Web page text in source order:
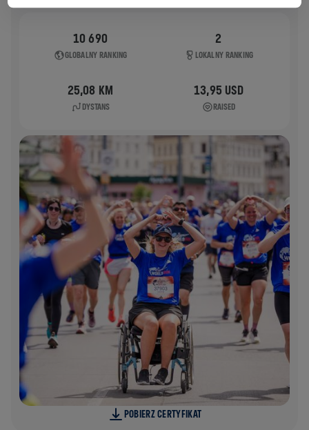
10 690
GLOBALNY RANKING
2
LOKALNY RANKING
25,08 KM
DYSTANS
13,95 USD
RAISED
POBIERZ CERTYFIKAT